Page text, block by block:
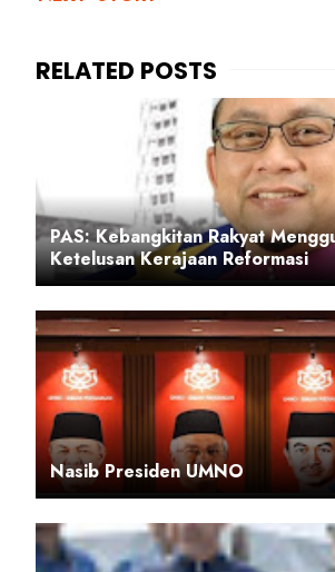
PAS: Kebangkitan Rakyat
Ketelusan Kerajaan Reformasi
Nasib Presiden UMNO